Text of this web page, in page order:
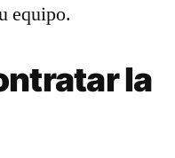
equipo.
la